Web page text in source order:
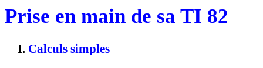
Prise en main de sa TI 82
Calculs simples